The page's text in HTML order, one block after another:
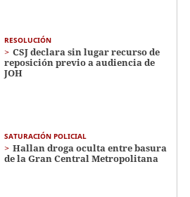
RESOLUCIÓN
CSJ declara sin lugar recurso de
reposición previo a audiencia de
JOH
SATURACIÓN POLICIAL
Hallan droga oculta entre basura
de la Gran Central Metropolitana